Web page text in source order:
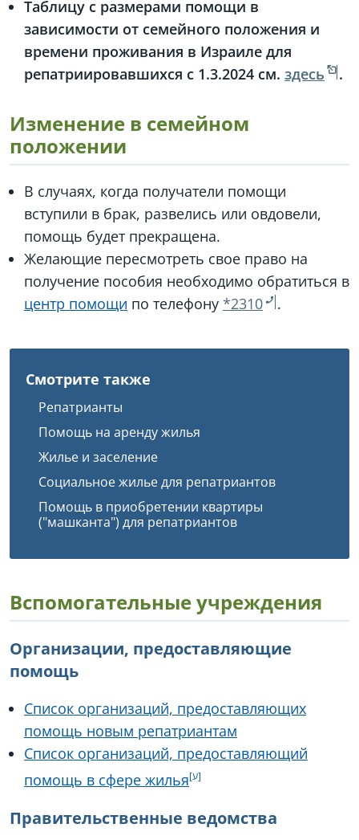
Таблицу с размерами помощи в
зависимости от семейного положения и
времени проживания в Израиле для
репатриировавшихся с 1.3.2024 см. здесь .
Изменение в семейном
положении
В случаях, когда получатели помощи
вступили в брак, развелись или овдовели,
помощь будет прекращена.
Желающие пересмотреть свое право на
получение пособия необходимо обратиться в
центр помощи по телефону *2310 .
Смотрите также
Репатрианты
Помощь на аренду жилья
Жилье и заселение
Социальное жилье для репатриантов
Помощь в приобретении квартиры
("машканта") для репатриантов
Вспомогательные учреждения
Организации, предоставляющие
помощь
Список организаций, предоставляющих
помощь новым репатриантам
Список организаций, предоставляющий
помощь в сфере жилья
Правительственные ведомства